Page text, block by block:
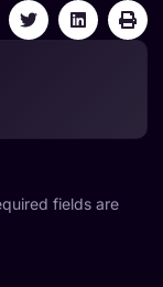
fields are